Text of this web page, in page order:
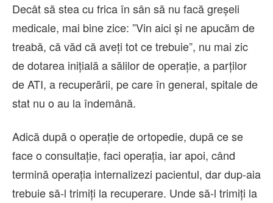
Decât să stea cu frica în sân să nu facă greșeli
medicale, mai bine zice: ”Vin aici și ne apucăm de
treabă, că văd că aveți tot ce trebuie”, nu mai zic
de dotarea inițială a sălilor de operație, a parților
de ATI, a recuperării, pe care în general, spitale de
stat nu o au la îndemână.
Adică după o operație de ortopedie, după ce se
face o consultație, faci operația, iar apoi, când
termină operația internalizezi pacientul, dar dup-aia
trebuie să-l trimiți la recuperare. Unde să-l trimiți la